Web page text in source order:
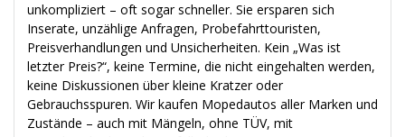
unkompliziert – oft sogar schneller. Sie ersparen sich
Inserate, unzählige Anfragen, Probefahrttouristen,
Preisverhandlungen und Unsicherheiten. Kein „Was ist
letzter Preis?“, keine Termine, die nicht eingehalten werden,
keine Diskussionen über kleine Kratzer oder
Gebrauchsspuren. Wir kaufen Mopedautos aller Marken und
Zustände – auch mit Mängeln, ohne TÜV, mit